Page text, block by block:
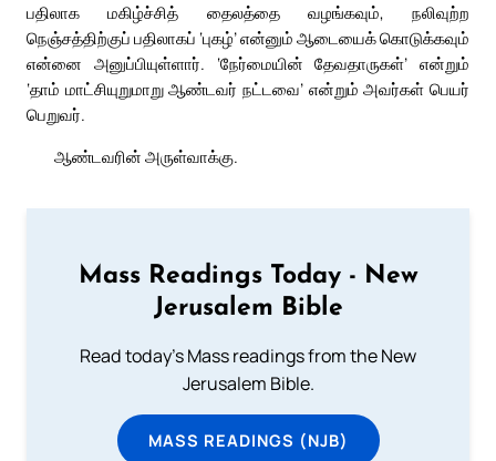
பதிலாக மகிழ்ச்சித் தைலத்தை வழங்கவும், நலிவுற்ற
நெஞ்சத்திற்குப் பதிலாகப் ‘புகழ்’ என்னும் ஆடையைக் கொடுக்கவும்
என்னை அனுப்பியுள்ளார். ‘நேர்மையின் தேவதாருகள்’ என்றும்
‘தாம் மாட்சியுறுமாறு ஆண்டவர் நட்டவை’ என்றும் அவர்கள் பெயர்
பெறுவர்.
ஆண்டவரின் அருள்வாக்கு.
Mass Readings Today - New
Jerusalem Bible
Read today's Mass readings from the New
Jerusalem Bible.
MASS READINGS (NJB)